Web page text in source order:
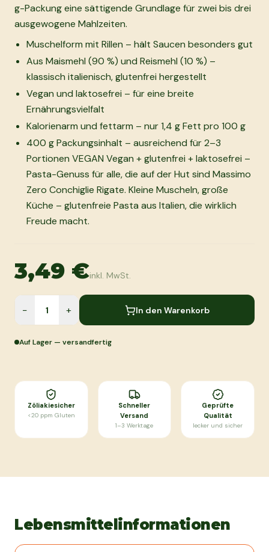
g-Packung eine sättigende Grundlage für zwei bis drei
ausgewogene Mahlzeiten.
Muschelform mit Rillen – hält Saucen besonders gut
Aus Maismehl (90 %) und Reismehl (10 %) –
klassisch italienisch, glutenfrei hergestellt
Vegan und laktosefrei – für eine breite
Ernährungsvielfalt
Kalorienarm und fettarm – nur 1,4 g Fett pro 100 g
400 g Packungsinhalt – ausreichend für 2–3
Portionen VEGAN Vegan + glutenfrei + laktosefrei –
Pasta-Genuss für alle, die auf der Hut sind Massimo
Zero Conchiglie Rigate. Kleine Muscheln, große
Küche – glutenfreie Pasta aus Italien, die wirklich
Freude macht.
3,49 €inkl. MwSt.
− + In den Warenkorb
Auf Lager — versandfertig
Zöliakiesicher
<20 ppm Gluten
Schneller
Versand
1–3 Werktage
Geprüfte
Qualität
lecker und sicher
Lebensmittelinformationen